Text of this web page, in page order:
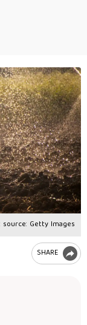
Getty Images
SHARE